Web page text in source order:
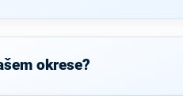
okrese?